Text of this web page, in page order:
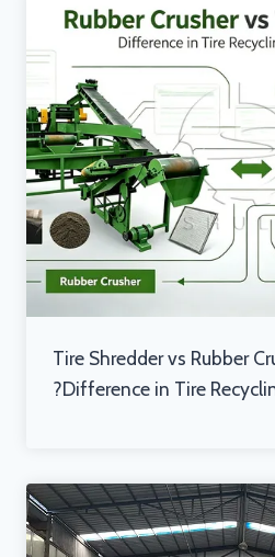
Tire Shredder vs Rubber
Difference in Tire